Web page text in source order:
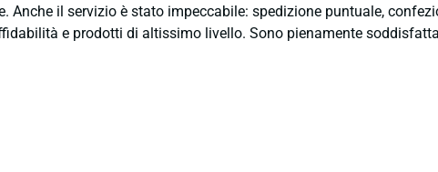
il servizio è stato impeccabile: spedizione puntuale,
e prodotti di altissimo livello. Sono pienamente